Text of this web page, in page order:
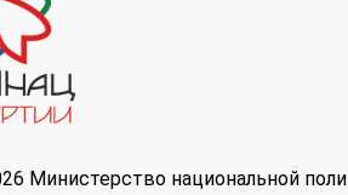
Министерство национальной